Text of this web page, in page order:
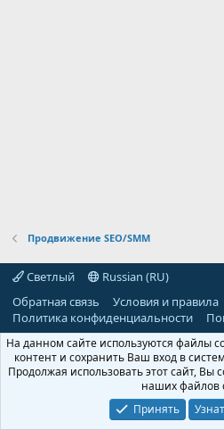
Продвижение SEO/SMM
Светлый
Russian (RU)
Обратная связь
Условия и правила
Политика конфиденциальности
На данном сайте используются файлы
контент и сохранить Ваш вход в
Продолжая использовать этот сайт, Вы
наших файлов
Принять